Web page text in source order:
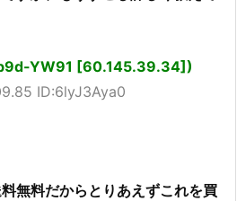
YW91 [60.145.39.34])
ID:6lyJ3Aya0
無料だからとりあえずこれを買